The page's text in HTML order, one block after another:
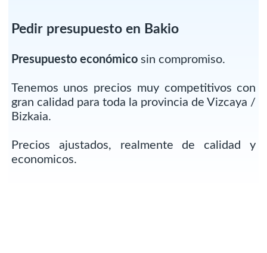
Pedir presupuesto en Bakio
Presupuesto económicosin compromiso.
Tenemos unos precios muy competitivos con
gran calidad para toda la provincia de Vizcaya /
Bizkaia.
Precios ajustados, realmente de calidad y
economicos.